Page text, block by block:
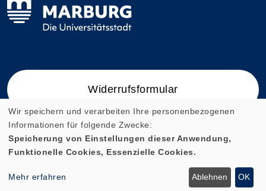
Widerrufsformular
Cookie Einstellungen
Wir speichern und verarbeiten Ihre personenbezogenen
Informationen für folgende Zwecke:
Speicherung von Einstellungen dieser Anwendung,
Funktionelle Cookies, Essenzielle Cookies.
Mehr erfahren Ablehnen OK